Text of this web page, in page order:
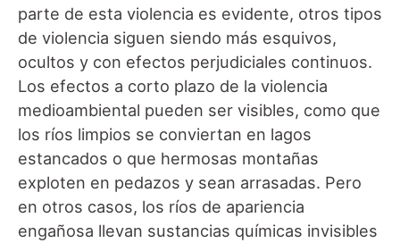
parte de esta violencia es evidente, otros tipos
de violencia siguen siendo más esquivos,
ocultos y con efectos perjudiciales continuos.
Los efectos a corto plazo de la violencia
medioambiental pueden ser visibles, como que
los ríos limpios se conviertan en lagos
estancados o que hermosas montañas
exploten en pedazos y sean arrasadas. Pero
en otros casos, los ríos de apariencia
engañosa llevan sustancias químicas invisibles